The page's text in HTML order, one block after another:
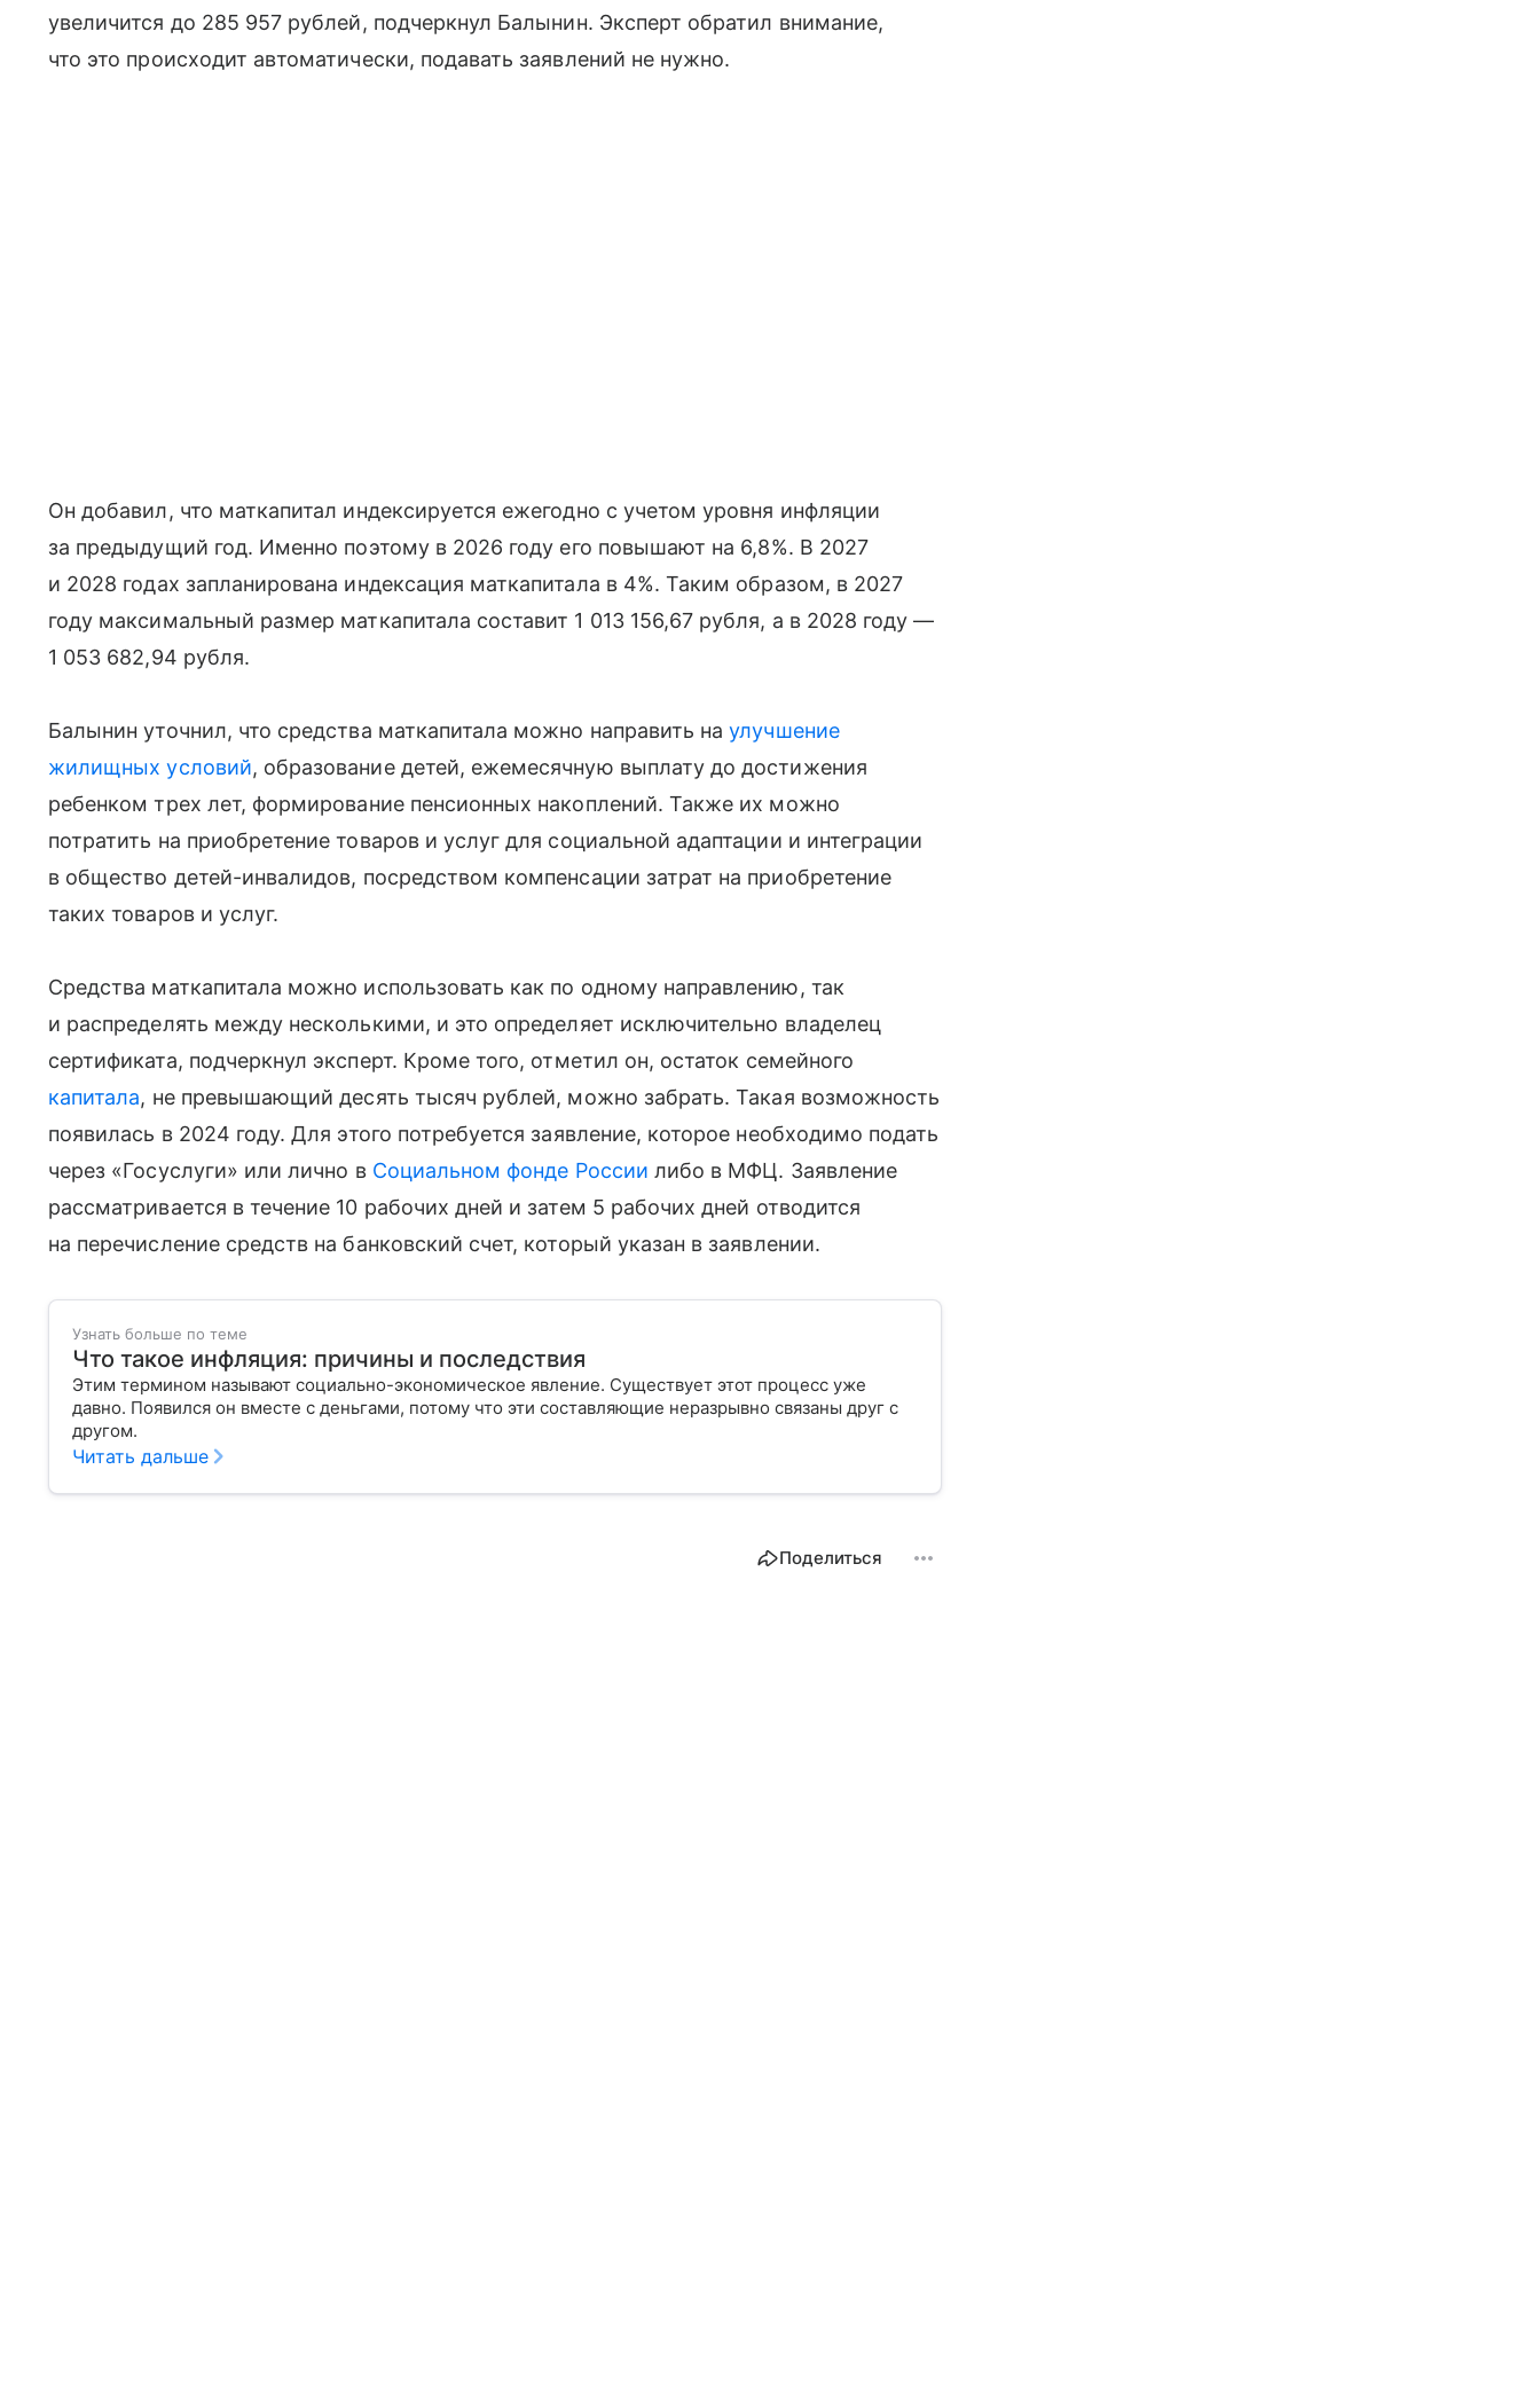
увеличится до 285 957 рублей, подчеркнул Балынин. Эксперт обратил внимание,
что это происходит автоматически, подавать заявлений не нужно.
Он добавил, что маткапитал индексируется ежегодно с учетом уровня инфляции
за предыдущий год. Именно поэтому в 2026 году его повышают на 6,8%. В 2027
и 2028 годах запланирована индексация маткапитала в 4%. Таким образом, в 2027
году максимальный размер маткапитала составит 1 013 156,67 рубля, а в 2028 году —
1 053 682,94 рубля.
Балынин уточнил, что средства маткапитала можно направить наулучшение
жилищных условий, образование детей, ежемесячную выплату до достижения
ребенком трех лет, формирование пенсионных накоплений. Также их можно
потратить на приобретение товаров и услуг для социальной адаптации и интеграции
в общество детей-инвалидов, посредством компенсации затрат на приобретение
таких товаров и услуг.
Средства маткапитала можно использовать как по одному направлению, так
и распределять между несколькими, и это определяет исключительно владелец
сертификата, подчеркнул эксперт. Кроме того, отметил он, остаток семейного
капитала, не превышающий десять тысяч рублей, можно забрать. Такая возможность
появилась в 2024 году. Для этого потребуется заявление, которое необходимо подать
через «Госуслуги» или лично в Социальном фонде России либо в МФЦ. Заявление
рассматривается в течение 10 рабочих дней и затем 5 рабочих дней отводится
на перечисление средств на банковский счет, который указан в заявлении.
Узнать больше по теме
Что такое инфляция: причины и последствия
Этим термином называют социально-экономическое явление. Существует этот процесс уже
давно. Появился он вместе с деньгами, потому что эти составляющие неразрывно связаны друг с
другом.
Читать дальше
Поделиться